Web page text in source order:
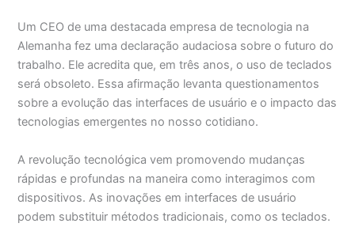
Um CEO de uma destacada empresa de tecnologia na
Alemanha fez uma declaração audaciosa sobre o futuro do
trabalho. Ele acredita que, em três anos, o uso de teclados
será obsoleto. Essa afirmação levanta questionamentos
sobre a evolução das interfaces de usuário e o impacto das
tecnologias emergentes no nosso cotidiano.
A revolução tecnológica vem promovendo mudanças
rápidas e profundas na maneira como interagimos com
dispositivos. As inovações em interfaces de usuário
podem substituir métodos tradicionais, como os teclados.